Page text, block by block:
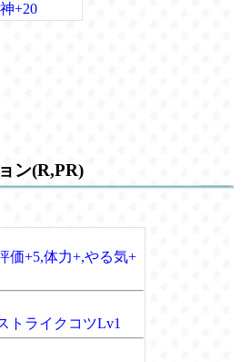
+20
ン(R,PR)
価+5,体力+,やる気+
トライクコツLv1